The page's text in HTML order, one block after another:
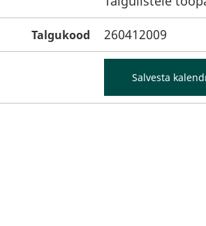
Talgukood 260412009
Salvesta